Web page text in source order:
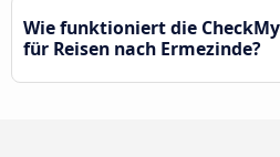
Wie funktioniert die
für Reisen nach Ermezinde?